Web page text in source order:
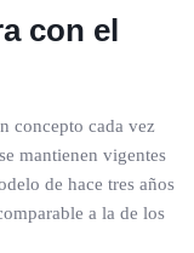
con el
concepto cada vez
mantienen vigentes
de hace tres años
a la de los